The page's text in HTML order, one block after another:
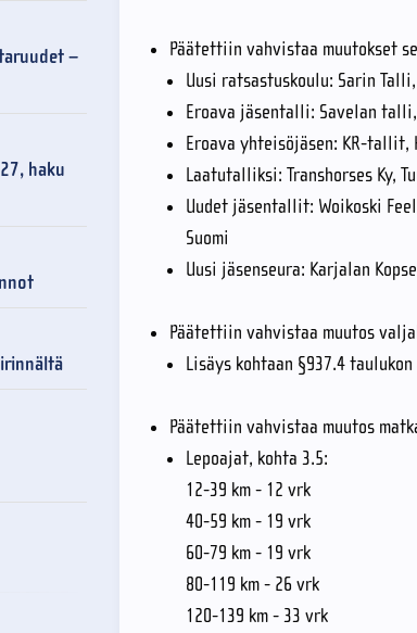
Päätettiin vahvistaa muutokset
Uusi ratsastuskoulu: Sarin
Eroava jäsentalli: Savelan talli,
Eroava yhteisöjäsen: KR-tallit,
Laatutalliksi: Transhorses Ky,
Uudet jäsentallit: Woikoski
Suomi
Uusi jäsenseura: Karjalan
Päätettiin vahvistaa muutos
Lisäys kohtaan §937.4
Päätettiin vahvistaa muutos
Lepoajat, kohta 3.5:
12-39 km - 12 vrk
40-59 km - 19 vrk
60-79 km - 19 vrk
80-119 km - 26 vrk
120-139 km - 33 vrk
–
haku